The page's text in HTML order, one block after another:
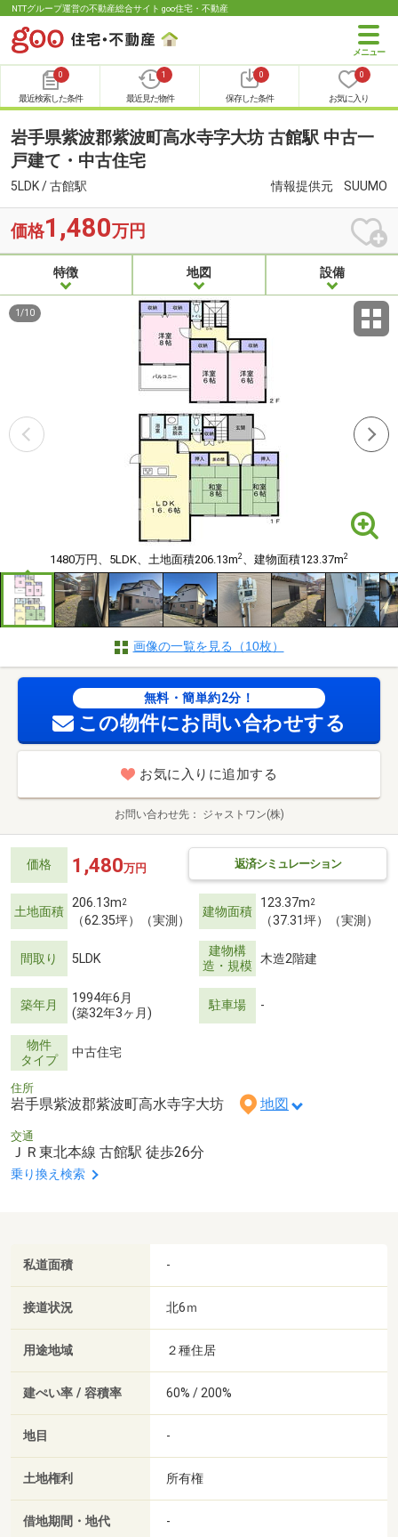
NTTグループ運営の不動産総合サイト goo住宅・不動産
0
最近検索した条件
1
最近見た物件
0
保存した条件
0
お気に入り
岩手県紫波郡紫波町高水寺字大坊 古館駅 中古一
戸建て・中古住宅
5LDK / 古館駅 情報提供元 SUUMO
価格1,480万円
特徴 地図 設備
1480万円、5LDK、土地面積206.13m2、建物面積123.37m2
1 /10
画像の一覧を見る（10枚）
無料・簡単約2分！
この物件にお問い合わせする
お気に入りに追加する
お問い合わせ先 ジャストワン(株)
価格 返済シミュレーション
1,480万円
土地面積
206.13m2
（62.35坪）（実測）
建物面積
123.37m2
（37.31坪）（実測）
間取り 5LDK
建物構
造・規模 木造2階建
築年月
1994年6月
(築32年3ヶ月)
駐車場 -
物件
タイプ
中古住宅
住所
岩手県紫波郡紫波町高水寺字大坊 地図
交通
ＪＲ東北本線 古館駅 徒歩26分
乗り換え検索
私道面積 -
接道状況 北6ｍ
用途地域 ２種住居
建ぺい率 / 容積率 60% / 200%
地目 -
土地権利 所有権
借地期間・地代 -